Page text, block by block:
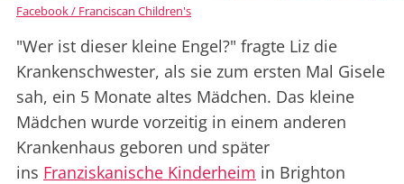
Facebook / Franciscan Children's
"Wer ist dieser kleine Engel?" fragte Liz die
Krankenschwester, als sie zum ersten Mal Gisele
sah, ein 5 Monate altes Mädchen. Das kleine
Mädchen wurde vorzeitig in einem anderen
Krankenhaus geboren und später
ins Franziskanische Kinderheim in Brighton